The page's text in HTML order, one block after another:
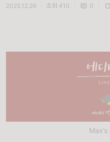
2025.12.26 조회 410 0